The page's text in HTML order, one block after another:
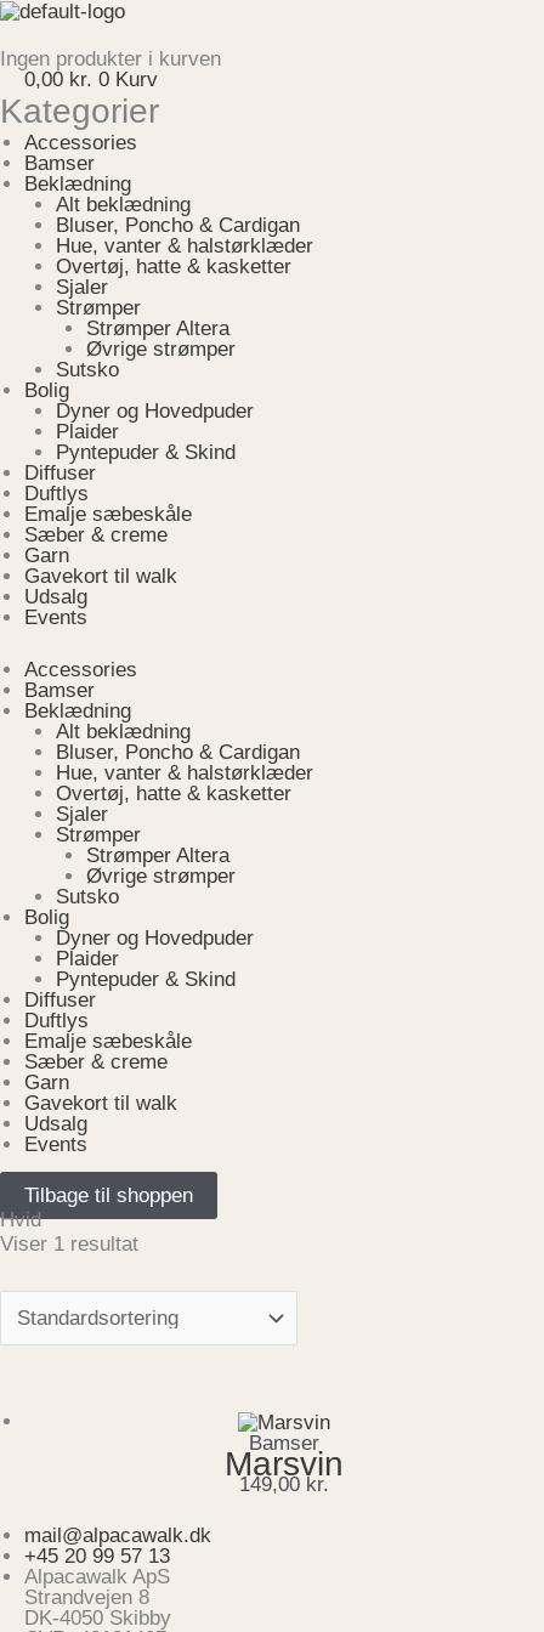
Gå
indholdet
Ingen produkter i kurven
0,00 kr. 0 Kurv
Kategorier
Accessories
Bamser
Beklædning
Alt beklædning
Bluser, Poncho & Cardigan
Hue, vanter & halstørklæder
Overtøj, hatte & kasketter
Sjaler
Strømper
Strømper Altera
Øvrige strømper
Sutsko
Bolig
Dyner og Hovedpuder
Plaider
Pyntepuder & Skind
Diffuser
Duftlys
Emalje sæbeskåle
Sæber & creme
Garn
Gavekort til walk
Udsalg
Events
Accessories
Bamser
Beklædning
Alt beklædning
Bluser, Poncho & Cardigan
Hue, vanter & halstørklæder
Overtøj, hatte & kasketter
Sjaler
Strømper
Strømper Altera
Øvrige strømper
Sutsko
Bolig
Dyner og Hovedpuder
Plaider
Pyntepuder & Skind
Diffuser
Duftlys
Emalje sæbeskåle
Sæber & creme
Garn
Gavekort til walk
Udsalg
Events
Tilbage til shoppen
Hvid
Viser 1 resultat
Bamser
Marsvin
149,00 kr.
mail@alpacawalk.dk
+45 20 99 57 13
Alpacawalk ApS
Strandvejen 8
DK-4050 Skibby